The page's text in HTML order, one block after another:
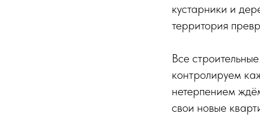
кустарники и
территория
Все
контролируем
нетерпением
свои новые